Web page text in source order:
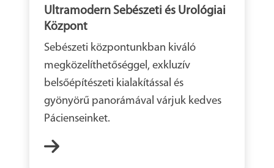
Ultramodern Sebészeti és Urológiai
Központ
Sebészeti központunkban kiváló
megközelíthetőséggel, exkluzív
belsőépítészeti kialakítással és
gyönyörű panorámával várjuk kedves
Pácienseinket.